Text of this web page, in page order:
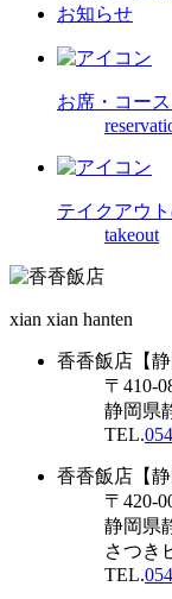
お知らせ
お席・コー
テイクアウ
takeout
xian xian hanten
香香飯店【静
〒410-
静岡県
TEL.
香香飯店【静
〒420-
静岡県
さつき
TEL.